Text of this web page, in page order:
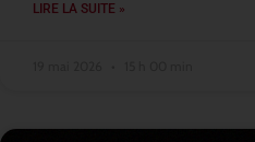
LIRE LA SUITE »